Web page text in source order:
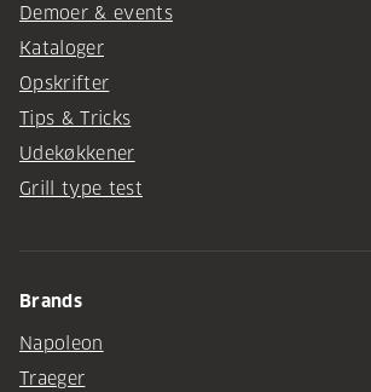
Demoer & events
Kataloger
Opskrifter
Tips & Tricks
Udekøkkener
Grill type test
Brands
Napoleon
Traeger